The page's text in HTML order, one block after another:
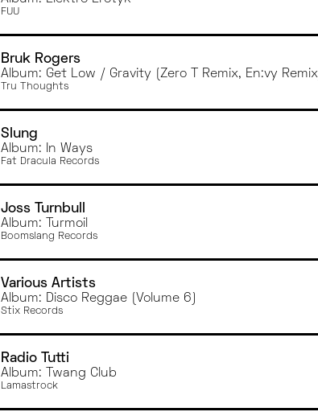
FUU
Bruk Rogers
Album: Get Low / Gravity (Zero T Remix, En:vy Remix)
Tru Thoughts
Slung
Album: In Ways
Fat Dracula Records
Joss Turnbull
Album: Turmoil
Boomslang Records
Various Artists
Album: Disco Reggae (Volume 6)
Stix Records
Radio Tutti
Album: Twang Club
Lamastrock